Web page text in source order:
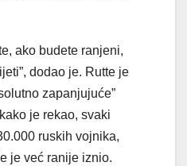
ako budete ranjeni,
dodao je. Rutte je
zapanjujuće”
je rekao, svaki
ruskih vojnika,
je već ranije iznio.